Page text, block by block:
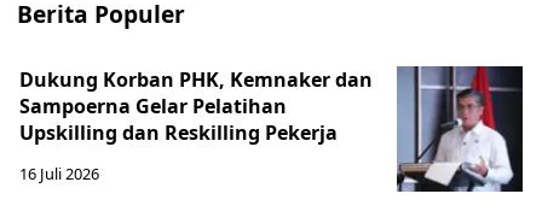
Berita Populer
Dukung Korban PHK, Kemnaker dan
Sampoerna Gelar Pelatihan
Upskilling dan Reskilling Pekerja
16 Juli 2026